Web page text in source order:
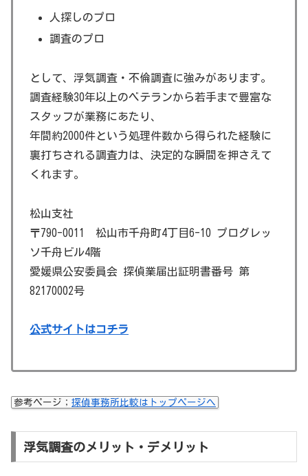
人探しのプロ
調査のプロ
として、浮気調査・不倫調査に強みがあります。
調査経験30年以上のベテランから若手まで豊富な
スタッフが業務にあたり、
年間約2000件という処理件数から得られた経験に
裏打ちされる調査力は、決定的な瞬間を押さえて
くれます。
松山支社
〒790-0011 松山市千舟町4丁目6-10 プログレッ
ソ千舟ビル4階
愛媛県公安委員会 探偵業届出証明書番号 第
82170002号
公式サイトはコチラ
参考ページ； 探偵事務所比較はトップページへ
浮気調査のメリット・デメリット